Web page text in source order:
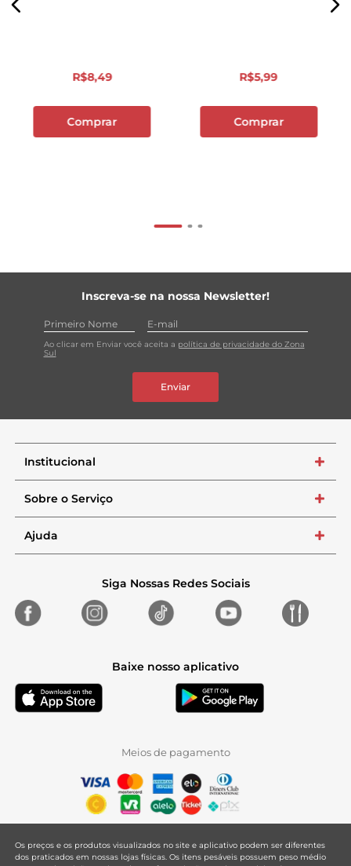
R$8,49
Comprar
R$5,99
Comprar
Inscreva-se na nossa Newsletter!
Ao clicar em Enviar você aceita a política de privacidade do Zona
Sul
Enviar
Institucional +
Sobre o Serviço +
Ajuda +
Siga Nossas Redes Sociais
Baixe nosso aplicativo
Meios de pagamento
Os preços e os produtos visualizados no site e aplicativo podem ser diferentes
dos praticados em nossas lojas físicas. Os itens pesáveis possuem peso médio